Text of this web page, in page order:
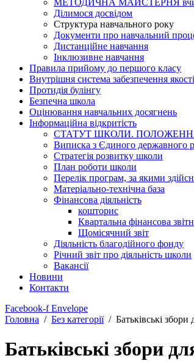
МЕТОДИЧНА МАЙСТЕРНЯ
Ділимося досвідом
Структура навчального року
Документи про навчальний
Дистанційне навчання
Інклюзивне навчання
Правила прийому до першого класу
Внутрішня система забезпечення
Протидія булінгу
Безпечна школа
Оцінювання навчальних досягнень
Інформаційна відкритість
СТАТУТ ШКОЛИ.
Виписка з Єдиного державного
Стратегія розвитку школи
План роботи школи
Перелік програм, за якими
Матеріально-технічна база
Фінансова діяльність
кошторис
Квартальна фінансова
Щомісячний звіт
Діяльність благодійного фонду
Річний звіт про діяльність школи
Вакансії
Новини
Контакти
Facebook-f Envelope
Головна
Без категорії Батьківські
Батьківські збори